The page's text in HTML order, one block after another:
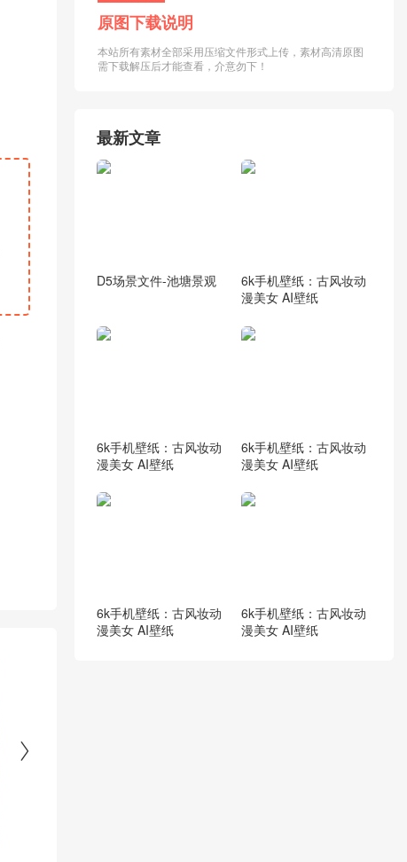

原图下载说明
本站所有素材全部采用压缩文件形式上传，素材高清原图
需下载解压后才能查看，介意勿下！
最新文章
D5场景文件-池塘景观
6k手机壁纸：古风妆动
漫美女 AI壁纸
6k手机壁纸：古风妆动
漫美女 AI壁纸
6k手机壁纸：古风妆动
漫美女 AI壁纸
6k手机壁纸：古风妆动
漫美女 AI壁纸
6k手机壁纸：古风妆动
漫美女 AI壁纸